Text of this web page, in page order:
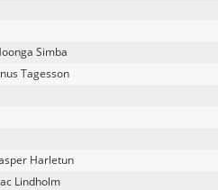
Simba
Tagesson
Harletun
Lindholm